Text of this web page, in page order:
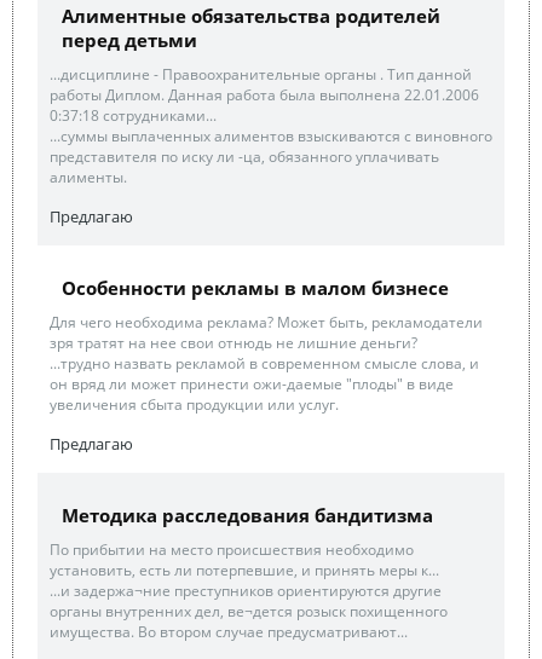
Алиментные обязательства родителей
перед детьми
...дисциплине - Правоохранительные органы . Тип данной
работы Диплом. Данная работа была выполнена 22.01.2006
0:37:18 сотрудниками...
...суммы выплаченных алиментов взыскиваются с виновного
представителя по иску ли -ца, обязанного уплачивать
алименты.
Предлагаю
Особенности рекламы в малом бизнесе
Для чего необходима реклама? Может быть, рекламодатели
зря тратят на нее свои отнюдь не лишние деньги?
...трудно назвать рекламой в современном смысле слова, и
он вряд ли может принести ожи-даемые "плоды" в виде
увеличения сбыта продукции или услуг.
Предлагаю
Методика расследования бандитизма
По прибытии на место происшествия необходимо
установить, есть ли потерпевшие, и принять меры к...
...и задержа¬ние преступников ориентируются другие
органы внутренних дел, ве¬дется розыск похищенного
имущества. Во втором случае предусматривают...